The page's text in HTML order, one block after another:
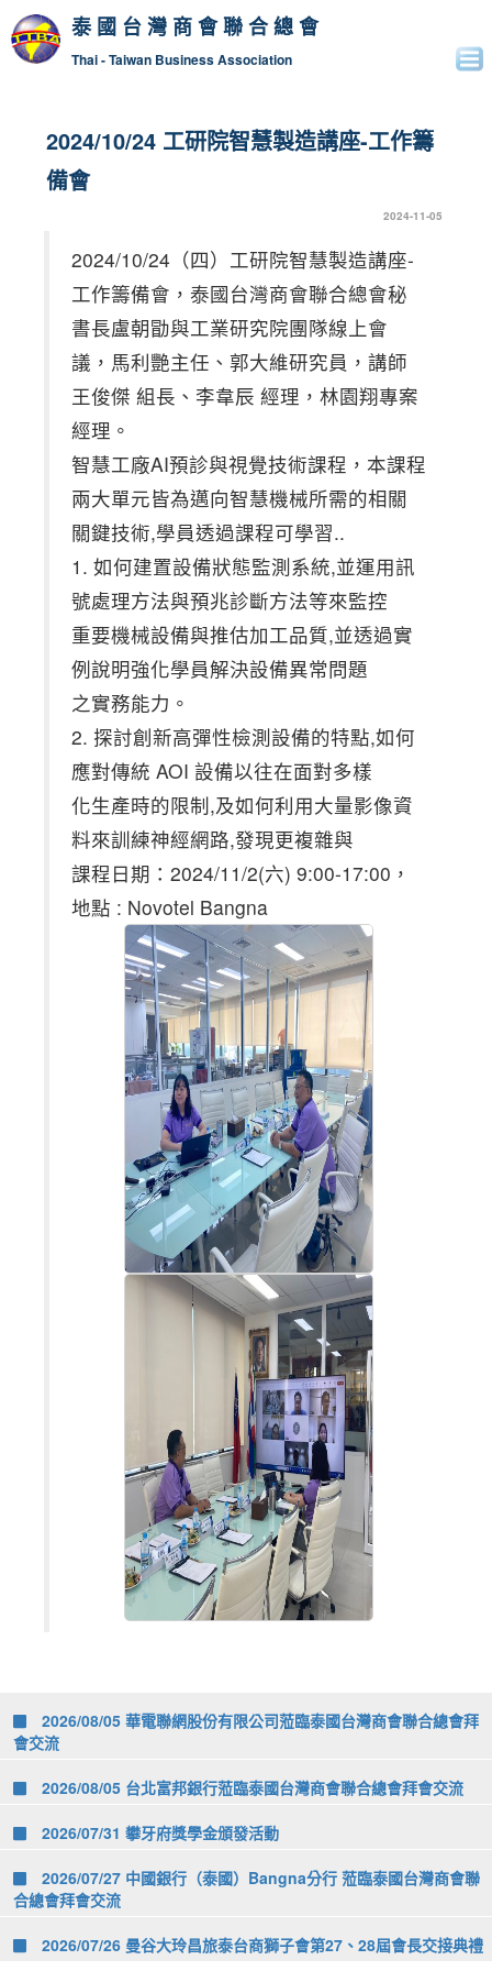
泰國台灣商會聯合總會
Thai - Taiwan Business Association
2024/10/24 工研院智慧製造講座-工作籌
備會
2024-11-05
2024/10/24（四）工研院智慧製造講座-
工作籌備會，泰國台灣商會聯合總會秘
書長盧朝勖與工業研究院團隊線上會
議，馬利艷主任、郭大維研究員，講師
王俊傑 組長、李韋辰 經理，林園翔專案
經理。
智慧工廠AI預診與視覺技術課程，本課程
兩大單元皆為邁向智慧機械所需的相關
關鍵技術,學員透過課程可學習..
1. 如何建置設備狀態監測系統,並運用訊
號處理方法與預兆診斷方法等來監控
重要機械設備與推估加工品質,並透過實
例說明強化學員解決設備異常問題
之實務能力。
2. 探討創新高彈性檢測設備的特點,如何
應對傳統 AOI 設備以往在面對多樣
化生產時的限制,及如何利用大量影像資
料來訓練神經網路,發現更複雜與
課程日期：2024/11/2(六) 9:00-17:00，
地點 : Novotel Bangna
2026/08/05 華電聯網股份有限公司蒞臨泰國台灣商會聯合總會拜
會交流
2026/08/05 台北富邦銀行蒞臨泰國台灣商會聯合總會拜會交流
2026/07/31 攀牙府獎學金頒發活動
2026/07/27 中國銀行（泰國）Bangna分行 蒞臨泰國台灣商會聯
合總會拜會交流
2026/07/26 曼谷大玲昌旅泰台商獅子會第27、28屆會長交接典禮